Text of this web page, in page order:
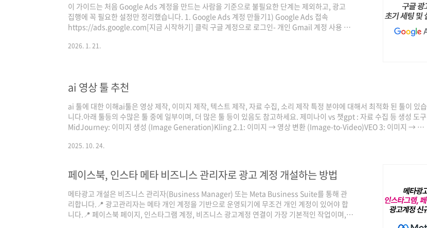
이 가이드는 처음 Google Ads 계정을 만드는 사람을 기준으로 불필요한 단계는 제외하고, 광고
집행에 꼭 필요한 설정만 정리했습니다. 1. Google Ads 계정 만들기1) Google Ads 접속
https://ads.google.com[지금 시작하기] 클릭 구글 계정으로 로그인- 개인 Gmail 계정 사용 가
릭 (중요)전문가계정 URLhttps://ads.google.com/aw/campaigns/new- 스마트 캠페인은 타
2026. 1. 21.
ai 영상 툴 추천
ai 툴에 대한 이해ai툴은 영상 제작, 이미지 제작, 텍스트 제작, 자료 수집, 소리 제작 특정 분야에 대해서 최적화 된 툴이 있습
니다.아래 툴등의 수많은 툴 중에 일부이며, 더 많은 툴 등이 있음도 참고하세요. 제미나이 vs 챗gpt : 자료 수집 등 생성 도구
MidJourney: 이미지 생성 (Image Generation)Kling 2.1: 이미지 → 영상 변환 (Image-to-Video)VEO 3: 이미지 → 영
동 영상 생성 (프롬프트 → 영상)텍스트만 입력하면 완성 영상으로 만들어주는 툴들입니다툴명 특징 비고Pika La..
2025. 10. 24.
페이스북, 인스타 메타 비즈니스 관리자로 광고 계정 개설하는 방법
메타광고 개설은 비즈니스 관리자(Business Manager) 또는 Meta Business Suite를 통해 관
리합니다.📍 광고관리자는 메타 개인 계정을 기반으로 운영되기에 무조건 개인 계정이 있어야 합
니다.📍 페이스북 페이지, 인스타그램 계정, 비즈니스 광고계정 연결이 가장 기본적인 작업이며,비